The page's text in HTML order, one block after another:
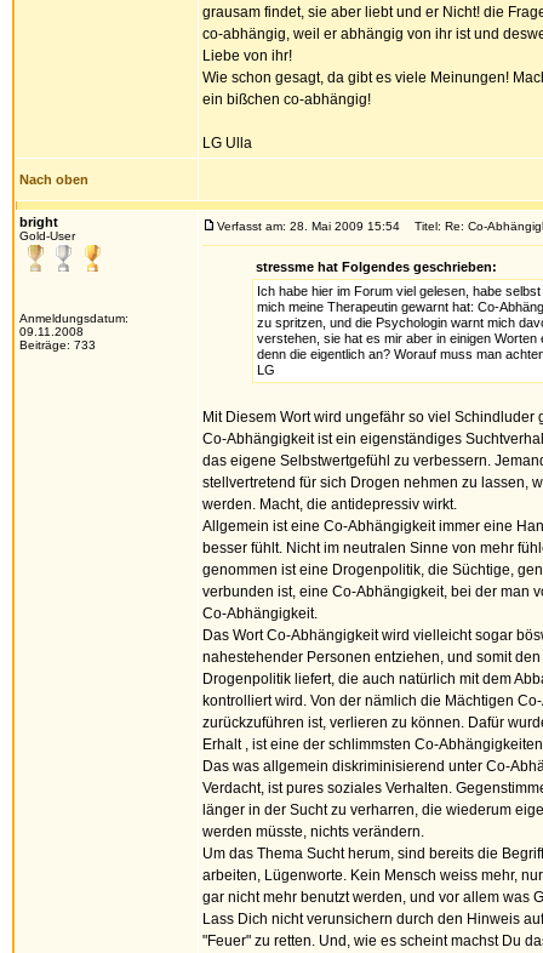
grausam findet, sie aber liebt und er Nicht! die
co-abhängig, weil er abhängig von ihr ist und
Liebe von ihr!
Wie schon gesagt, da gibt es viele Meinungen!
ein bißchen co-abhängig!
LG Ulla
Nach oben
bright
Gold-User
Anmeldungsdatum:
09.11.2008
Beiträge: 733
Verfasst am: 28. Mai 2009 15:54 Titel: Re: Co-
stressme hat Folgendes geschrieben:
Ich habe hier im Forum viel gelesen, habe
mich meine Therapeutin gewarnt hat: Co-
zu spritzen, und die Psychologin warnt mich
verstehen, sie hat es mir aber in einigen
denn die eigentlich an? Worauf muss man
LG
Mit Diesem Wort wird ungefähr so viel
Co-Abhängigkeit ist ein eigenständiges
das eigene Selbstwertgefühl zu verbessern.
stellvertretend für sich Drogen nehmen zu lassen,
werden. Macht, die antidepressiv wirkt.
Allgemein ist eine Co-Abhängigkeit immer eine
besser fühlt. Nicht im neutralen Sinne von mehr
genommen ist eine Drogenpolitik, die Süchtige,
verbunden ist, eine Co-Abhängigkeit, bei der man
Co-Abhängigkeit.
Das Wort Co-Abhängigkeit wird vielleicht sogar
nahestehender Personen entziehen, und somit
Drogenpolitik liefert, die auch natürlich mit dem
kontrolliert wird. Von der nämlich die Mächtigen
zurückzuführen ist, verlieren zu können. Dafür
Erhalt , ist eine der schlimmsten Co-
Das was allgemein diskriminisierend unter Co-
Verdacht, ist pures soziales Verhalten.
länger in der Sucht zu verharren, die wiederum
werden müsste, nichts verändern.
Um das Thema Sucht herum, sind bereits die
arbeiten, Lügenworte. Kein Mensch weiss mehr,
gar nicht mehr benutzt werden, und vor allem was
Lass Dich nicht verunsichern durch den Hinweis
"Feuer" zu retten. Und, wie es scheint machst Du